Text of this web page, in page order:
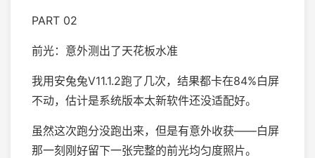
PART 02
前光：意外测出了天花板水准
我用安兔兔V11.1.2跑了几次，结果都卡在84%白屏
不动，估计是系统版本太新软件还没适配好。
虽然这次跑分没跑出来，但是有意外收获——白屏
那一刻刚好留下一张完整的前光均匀度照片。